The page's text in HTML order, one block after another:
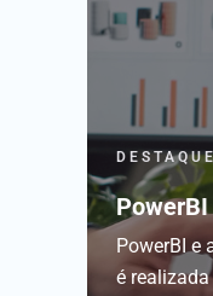
PowerBI e
é